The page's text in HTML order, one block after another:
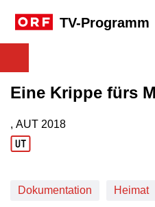
TV-Programm
Eine Krippe fürs
Produktionsland: AUT
, AUT
Produktionsjahr: 2018
2018
Dokumentation Heimat